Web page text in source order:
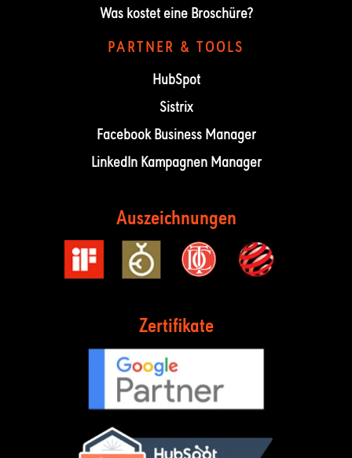
Was kostet eine Broschüre?
PARTNER & TOOLS
HubSpot
Sistrix
Facebook Business Manager
LinkedIn Kampagnen Manager
Auszeichnungen
Zertifikate